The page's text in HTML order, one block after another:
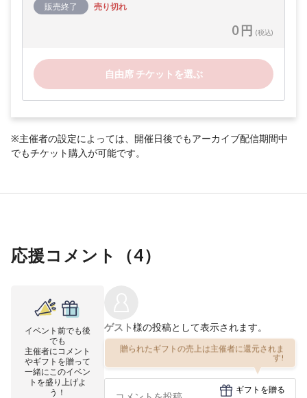
販売終了 売り切れ
0 円 (税込)
自由席 チケットを選ぶ
※主催者の設定によっては、開催日後でもアーカイブ配信期間中
でもチケット購入が可能です。
応援コメント（4）
イベント前でも後
でも
主催者にコメント
やギフトを贈って
一緒にこのイベン
トを盛り上げよ
う！
ゲスト様の投稿として表示されます。
贈られたギフトの売上は主催者に還元されま
す!
ギフトを贈る